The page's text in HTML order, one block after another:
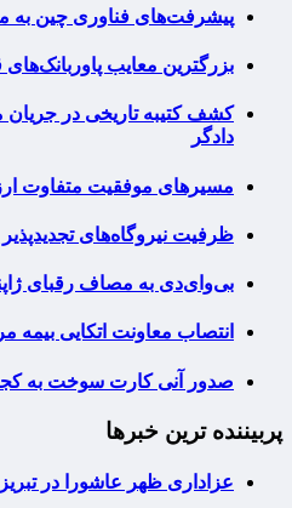
پیشرفت‌های فناوری چین به
بزرگترین معایب
کشف کتیبه تاریخی در جریان
دادگر
مسیرهای موفقیت متفاوت
ظرفیت نیروگاه‌های
بی‌وای‌دی به مصاف رقبای
انتصاب معاونت اتکایی
صدور آنی کارت سوخت به
پربیننده ترین خبرها
عزاداری ظهر عاشورا در تبریز